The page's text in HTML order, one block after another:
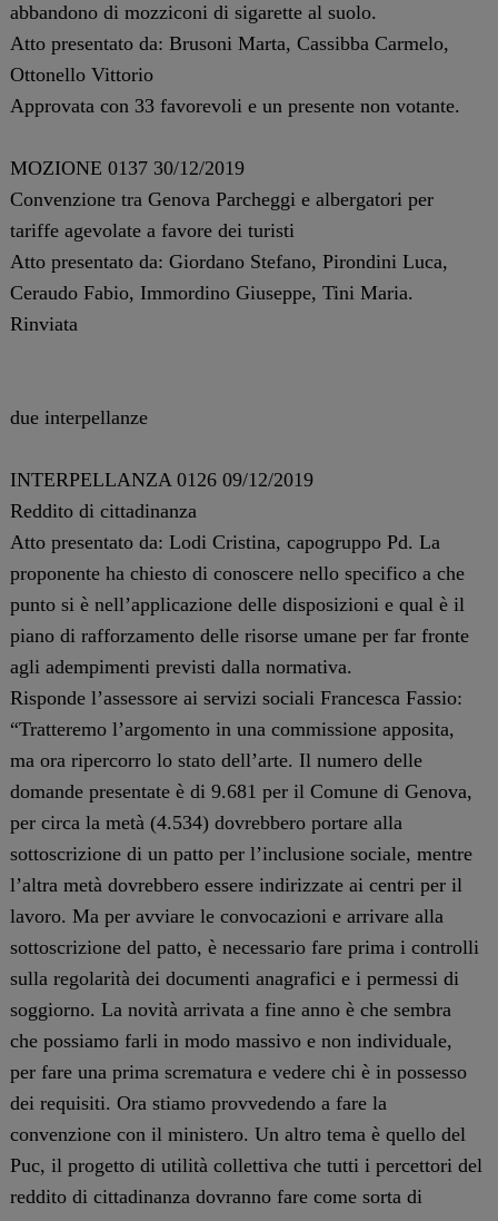
abbandono di mozziconi di sigarette al suolo.
Atto presentato da: Brusoni Marta, Cassibba Carmelo,
Ottonello Vittorio
Approvata con 33 favorevoli e un presente non votante.
MOZIONE 0137 30/12/2019
Convenzione tra Genova Parcheggi e albergatori per
tariffe agevolate a favore dei turisti
Atto presentato da: Giordano Stefano, Pirondini Luca,
Ceraudo Fabio, Immordino Giuseppe, Tini Maria.
Rinviata
due interpellanze
INTERPELLANZA 0126 09/12/2019
Reddito di cittadinanza
Atto presentato da: Lodi Cristina, capogruppo Pd. La
proponente ha chiesto di conoscere nello specifico a che
punto si è nell’applicazione delle disposizioni e qual è il
piano di rafforzamento delle risorse umane per far fronte
agli adempimenti previsti dalla normativa.
Risponde l’assessore ai servizi sociali Francesca Fassio:
“Tratteremo l’argomento in una commissione apposita,
ma ora ripercorro lo stato dell’arte. Il numero delle
domande presentate è di 9.681 per il Comune di Genova,
per circa la metà (4.534) dovrebbero portare alla
sottoscrizione di un patto per l’inclusione sociale, mentre
l’altra metà dovrebbero essere indirizzate ai centri per il
lavoro. Ma per avviare le convocazioni e arrivare alla
sottoscrizione del patto, è necessario fare prima i controlli
sulla regolarità dei documenti anagrafici e i permessi di
soggiorno. La novità arrivata a fine anno è che sembra
che possiamo farli in modo massivo e non individuale,
per fare una prima scrematura e vedere chi è in possesso
dei requisiti. Ora stiamo provvedendo a fare la
convenzione con il ministero. Un altro tema è quello del
Puc, il progetto di utilità collettiva che tutti i percettori del
reddito di cittadinanza dovranno fare come sorta di